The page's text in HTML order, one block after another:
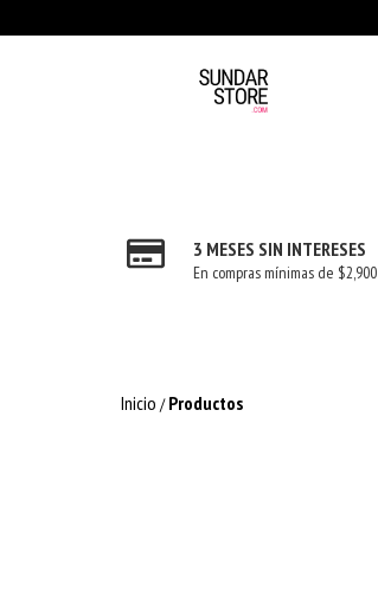
3 MESES SIN INTERESES
En compras mínimas de $2,900
Inicio / Productos